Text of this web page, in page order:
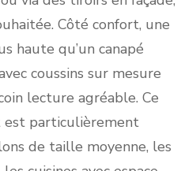
Côté confort, une
haute qu’un canapé
coussins sur mesure
lecture agréable. Ce
est particulièrement
de taille moyenne, les